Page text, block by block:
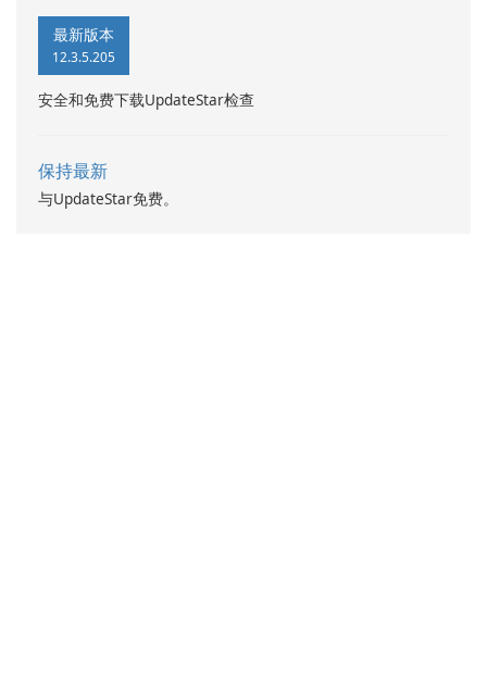
最新版本
12.3.5.205
安全和免费下载UpdateStar检查
保持最新
与UpdateStar免费。